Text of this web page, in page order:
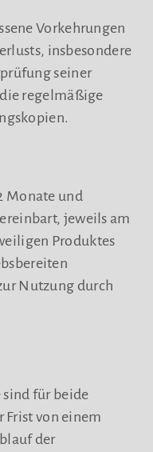
Vorkehrungen
insbesondere
seiner
regelmäßige
Monate und
jeweils am
Produktes
Nutzung durch
sind für beide
von einem
der